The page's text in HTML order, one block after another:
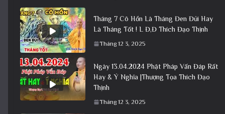
Tháng 7 Cô Hồn Là Tháng Đen Đủi Hay
Là Tháng Tốt ! L Đ,Đ Thích Đạo Thịnh
Tháng 12 3, 2025
Ngày 13.04.2024 Phật Pháp Vấn Đáp Rất
Hay & Ý Nghĩa |Thượng Tọa Thích Đạo
Thịnh
Tháng 12 3, 2025